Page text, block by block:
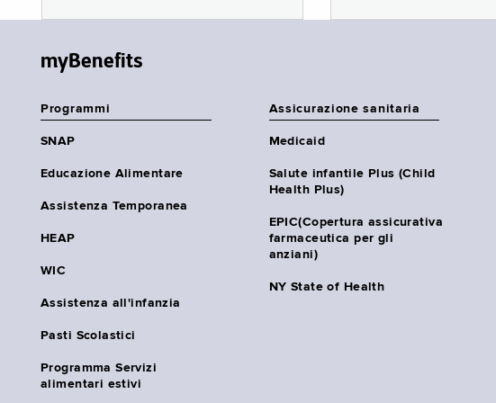
myBenefits
Programmi
SNAP
Educazione Alimentare
Assistenza Temporanea
HEAP
WIC
Assistenza all'infanzia
Pasti Scolastici
Programma Servizi
alimentari estivi
Assicurazione sanitaria
Medicaid
Salute infantile Plus (Child
Health Plus)
EPIC(Copertura assicurativa
farmaceutica per gli
anziani)
NY State of Health